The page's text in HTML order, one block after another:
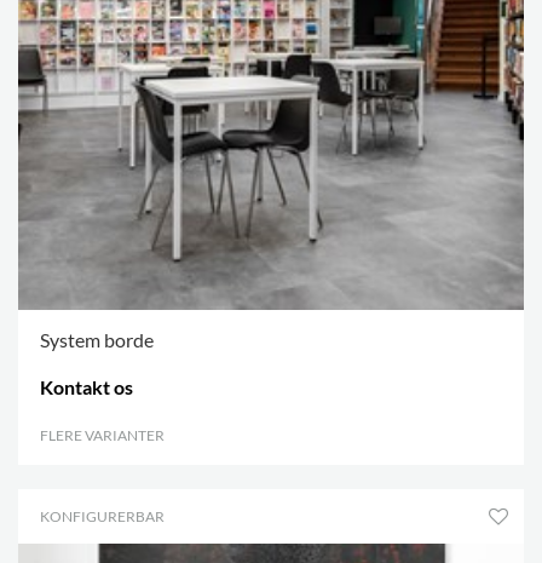
System borde
Kontakt os
FLERE VARIANTER
KONFIGURERBAR